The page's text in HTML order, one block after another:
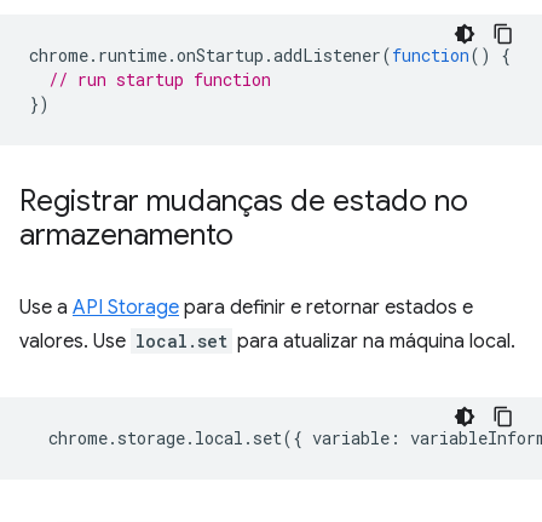
chrome. runtime.onStartup .addListener(function()
{
// run startup function
})
Registrar mudanças de estado no
armazenamento
Use a API Storage para definir e retornar estados e
valores. Use local.set para atualizar na máquina local.
chrome. storage. local . set({ variable :